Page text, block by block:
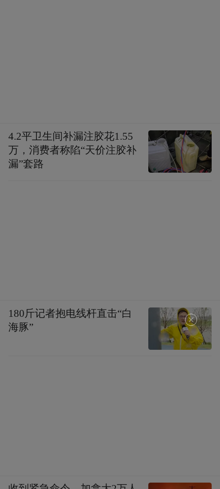
4.2平卫生间补漏注胶花1.55
万，消费者称陷“天价注胶补
漏”套路
180斤记者抱电线杆直击“白
海豚”